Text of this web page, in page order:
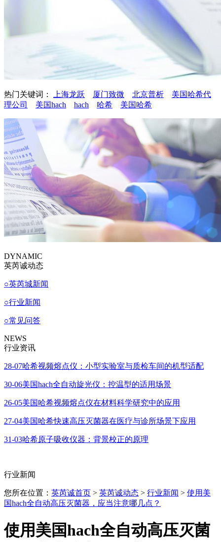
热门关键词： 上海龙跃 厦门致微 北京普析
美国哈希代
理公司
美国hach hach 哈希 美国哈希
DYNAMIC
英芮诚动态
○英芮城新闻
○行业新闻
○常见问答
NEWS
行业资讯
28-07哈希视频熔点仪：小型实验室与质检车间的机型适配
30-06美国hach全自动旋光仪：控温型的适用场景
26-05美国哈希视频熔点仪在材料科学研究中的应用
27-04美国哈希快速高压灭菌器在医疗与诊所场景下应用
31-03哈希原子吸收仪器：背景校正的原理
行业新闻
您所在位置： 英芮诚首页 > 英芮诚动态 > 行业新闻 > 使用美
国hach全自动高压灭菌器，应当注意哪几点？
使用美国hach全自动高压灭菌